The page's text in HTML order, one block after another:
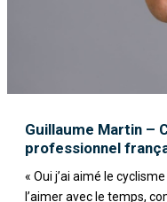
Guillaume Martin –
professionnel
« Oui j’ai aimé le
l’aimer avec le temps,